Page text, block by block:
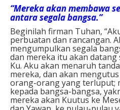
“Mereka akan membawa
antara segala bangsa.”
Beginilah firman Tuhan,
perbuatan dan rancangan.
mengumpulkan segala
dan mereka itu akan
Ku. Aku akan menaruh
mereka, dan akan
orang-orang yang terluput;
kepada bangsa-bangsa,
mereka akan Kuutus ke